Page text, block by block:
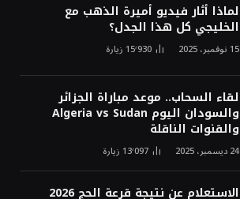
لماذا أثار فيديو أميرة الذهب مع
الخليجي كل هذا الجدل؟
15 نوفمبر، 2025 15٬930 زيارة
لقاء السحاب.. موعد مباراة الجزائر
والسودان اليوم Algeria vs Sudan
والقنوات الناقلة
24 ديسمبر، 2025 13٬097 زيارة
الاستعلام عن نتيجة قرعة الحج 2026